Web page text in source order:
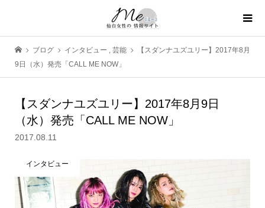
ブログ インタビュー , 芸能
【スダンナユズユリー】2017年8月
9日（水）発売「CALL ME NOW」
【スダンナユズユリー】2017年8月9日
（水）発売「CALL ME NOW」
2017.08.11
インタビュー